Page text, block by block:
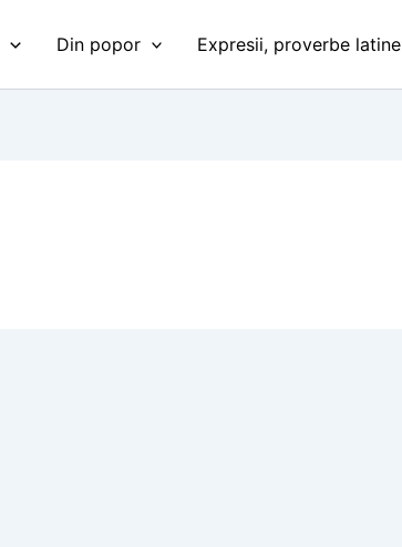
Din popor Expresii, proverbe latine